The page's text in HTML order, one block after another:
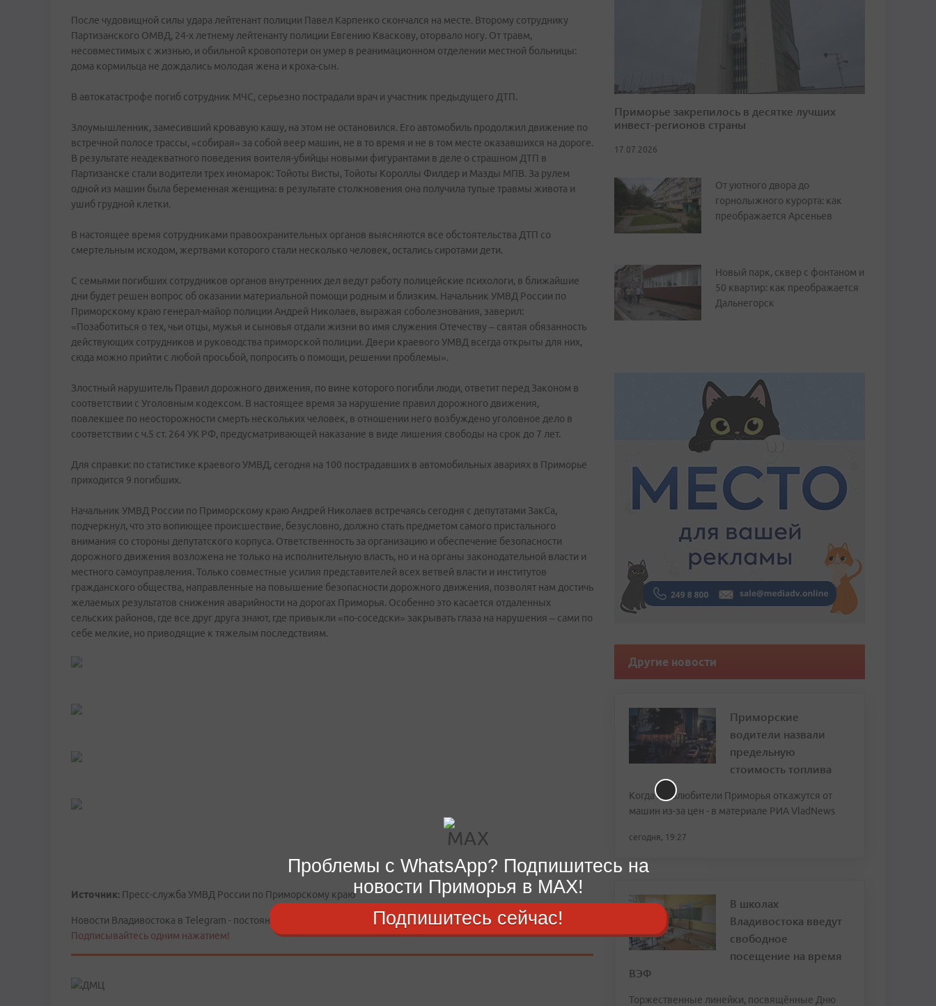
После чудовищной силы удара лейтенант полиции Павел Карпенко скончался на месте. Второму сотруднику
Партизанского ОМВД, 24-х летнему лейтенанту полиции Евгению Кваскову, оторвало ногу. От травм,
несовместимых с жизнью, и обильной кровопотери он умер в реанимационном отделении местной больницы:
дома кормильца не дождались молодая жена и кроха-сын.
В автокатастрофе погиб сотрудник МЧС, серьезно пострадали врач и участник предыдущего ДТП.
Злоумышленник, замесивший кровавую кашу, на этом не остановился. Его автомобиль продолжил движение по
встречной полосе трассы, «собирая» за собой веер машин, не в то время и не в том месте оказавшихся на дороге.
В результате неадекватного поведения воителя-убийцы новыми фигурантами в деле о страшном ДТП в
Партизанске стали водители трех иномарок: Тойоты Висты, Тойоты Короллы Филдер и Мазды МПВ. За рулем
одной из машин была беременная женщина: в результате столкновения она получила тупые травмы живота и
ушиб грудной клетки.
В настоящее время сотрудниками правоохранительных органов выясняются все обстоятельства ДТП со
смертельным исходом, жертвами которого стали несколько человек, остались сиротами дети.
С семьями погибших сотрудников органов внутренних дел ведут работу полицейские психологи, в ближайшие
дни будет решен вопрос об оказании материальной помощи родным и близким. Начальник УМВД России по
Приморскому краю генерал-майор полиции Андрей Николаев, выражая соболезнования, заверил:
«Позаботиться о тех, чьи отцы, мужья и сыновья отдали жизни во имя служения Отечеству – святая обязанность
действующих сотрудников и руководства приморской полиции. Двери краевого УМВД всегда открыты для них,
сюда можно прийти с любой просьбой, попросить о помощи, решении проблемы».
Злостный нарушитель Правил дорожного движения, по вине которого погибли люди, ответит перед Законом в
соответствии с Уголовным кодексом. В настоящее время за нарушение правил дорожного движения,
повлекшее по неосторожности смерть нескольких человек, в отношении него возбуждено уголовное дело в
соответствии с ч.5 ст. 264 УК РФ, предусматривающей наказание в виде лишения свободы на срок до 7 лет.
Для справки: по статистике краевого УМВД, сегодня на 100 пострадавших в автомобильных авариях в Приморье
приходится 9 погибших.
Начальник УМВД России по Приморскому краю Андрей Николаев встречаясь сегодня с депутатами ЗакСа,
подчеркнул, что это вопиющее происшествие, безусловно, должно стать предметом самого пристального
внимания со стороны депутатского корпуса. Ответственность за организацию и обеспечение безопасности
дорожного движения возложена не только на исполнительную власть, но и на органы законодательной власти и
местного самоуправления. Только совместные усилия представителей всех ветвей власти и институтов
гражданского общества, направленные на повышение безопасности дорожного движения, позволят нам достичь
желаемых результатов снижения аварийности на дорогах Приморья. Особенно это касается отдаленных
сельских районов, где все друг друга знают, где привыкли «по-соседски» закрывать глаза на нарушения – сами по
себе мелкие, но приводящие к тяжелым последствиям.
Источник: Пресс-служба УМВД России по Приморскому краю
Новости Владивостока в Telegram - постоянно в течение дня.
Подписывайтесь одним нажатием!
Приморье закрепилось в десятке лучших
инвест-регионов страны
17.07.2026
От уютного двора до
горнолыжного курорта: как
преображается Арсеньев
Новый парк, сквер с фонтаном и
50 квартир: как преображается
Дальнегорск
Другие новости
Приморские
водители назвали
предельную
стоимость топлива
Когда автолюбители Приморья откажутся от
машин из-за цен - в материале РИА VladNews
сегодня, 19:27
В школах
Владивостока введут
свободное
посещение на время
ВЭФ
Торжественные линейки, посвящённые Дню
Проблемы с WhatsApp? Подпишитесь на
новости Приморья в MAX!
Подпишитесь сейчас!